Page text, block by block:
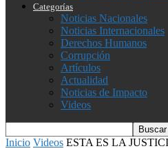
Categorías
Noticias Nacionales
Noticias Internacionales
Derechos Humanos
Corrupción
Artículos
Actualidad
Noticias de Impacto
Videos
Inicio Videos ESTA ES LA